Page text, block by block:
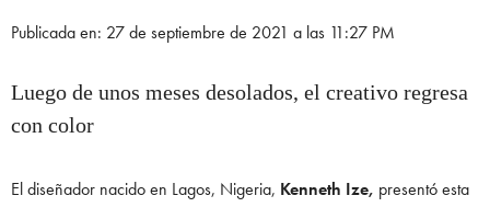
Publicada en: 27 de septiembre de 2021 a las 11:27 PM
Luego de unos meses desolados, el creativo regresa
con color
El diseñador nacido en Lagos, Nigeria, Kenneth Ize, presentó esta